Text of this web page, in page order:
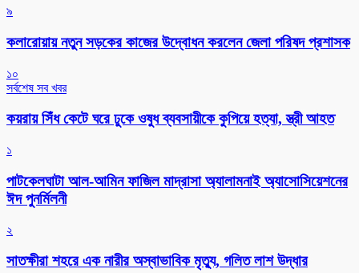
৯
কলারোয়ায় নতুন সড়কের কাজের উদ্বোধন করলেন জেলা পরিষদ প্রশাসক
১০
সর্বশেষ সব খবর
কয়রায় সিঁধ কেটে ঘরে ঢুকে ওষুধ ব্যবসায়ীকে কুপিয়ে হত্যা, স্ত্রী আহত
১
পাটকেলঘাটা আল-আমিন ফাজিল মাদ্রাসা অ্যালামনাই অ্যাসোসিয়েশনের
ঈদ পুনর্মিলনী
২
সাতক্ষীরা শহরে এক নারীর অস্বাভাবিক মৃত্যু, গলিত লাশ উদ্ধার